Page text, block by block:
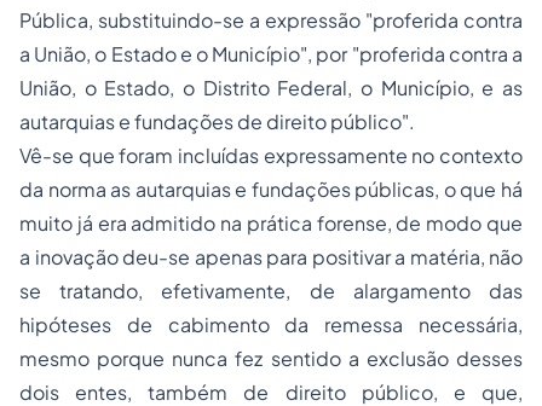
Pública, substituindo-se a expressão "proferida contra
a União, o Estado e o Município", por "proferida contra a
União, o Estado, o Distrito Federal, o Município, e as
autarquias e fundações de direito público".
Vê-se que foram incluídas expressamente no contexto
da norma as autarquias e fundações públicas, o que há
muito já era admitido na prática forense, de modo que
a inovação deu-se apenas para positivar a matéria, não
se tratando, efetivamente, de alargamento das
hipóteses de cabimento da remessa necessária,
mesmo porque nunca fez sentido a exclusão desses
dois entes, também de direito público, e que,